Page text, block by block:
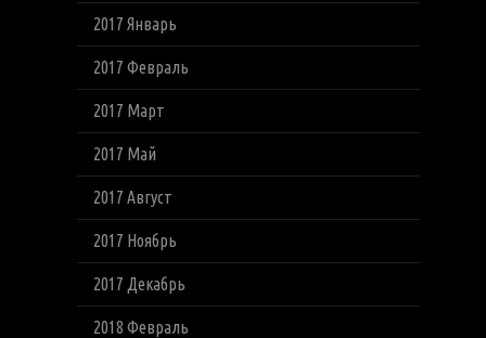
2017 Январь
2017 Февраль
2017 Март
2017 Май
2017 Август
2017 Ноябрь
2017 Декабрь
2018 Февраль